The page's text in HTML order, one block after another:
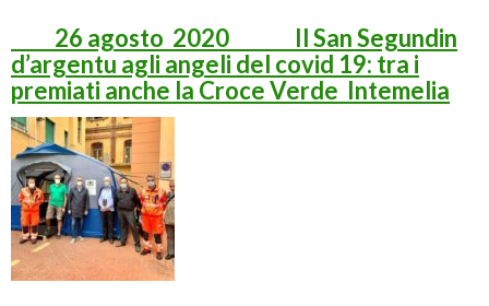
26 agosto 2020 Il San Segundin
d’argentu agli angeli del covid 19: tra i
premiati anche la Croce Verde Intemelia